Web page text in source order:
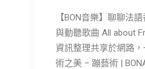
【BON音樂】聊聊法
與動聽歌曲 All about
資訊整理共享於網路
術之美 – 蹦藝術 |